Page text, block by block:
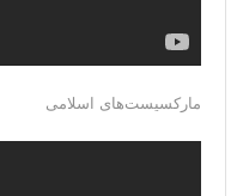
مارکسیست‌های اسلامی